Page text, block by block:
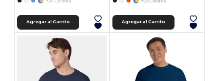
Agregar al Carrito Agregar al Carrito